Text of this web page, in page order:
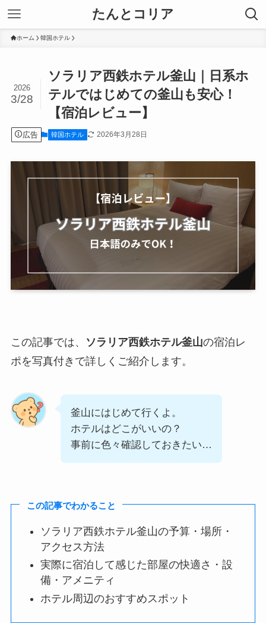
たんとコリア
ホーム 韓国ホテル
ソラリア西鉄ホテル釜山｜日系ホ
テルではじめての釜山も安心！
【宿泊レビュー】
2026
3/28
広告 韓国ホテル 2026年3月28日
この記事では、 ソラリア西鉄ホテル釜山の宿泊レ
ポを写真付きで詳しくご紹介します。
釜山にはじめて行くよ。
ホテルはどこがいいの？
事前に色々確認しておきたい…
この記事でわかること
ソラリア西鉄ホテル釜山の予算・場所・
アクセス方法
実際に宿泊して感じた部屋の快適さ・設
備・アメニティ
ホテル周辺のおすすめスポット